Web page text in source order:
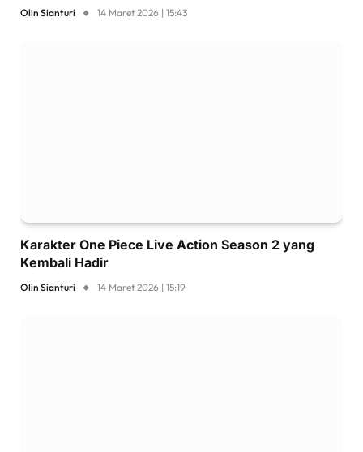
Olin Sianturi 14 Maret 2026 | 15:43
Karakter One Piece Live Action Season 2 yang
Kembali Hadir
Olin Sianturi 14 Maret 2026 | 15:19